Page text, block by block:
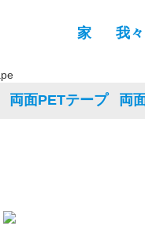
家 我
両面PETテープ 両